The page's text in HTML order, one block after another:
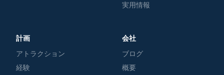
実用情報
計画
アトラクション
経験
会社
ブログ
概要